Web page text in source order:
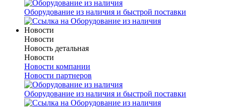
Оборудование из наличия и быстрой поставки
Новости
Новости
Новость детальная
Новости
Новости компании
Новости партнеров
Оборудование из наличия и быстрой поставки